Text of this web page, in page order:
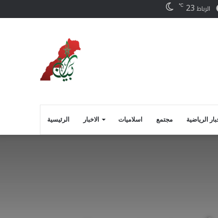
فيسبوك
الرباط 23
℃
الرئيسية الاخبار اسلاميات مجتمع الرياضية